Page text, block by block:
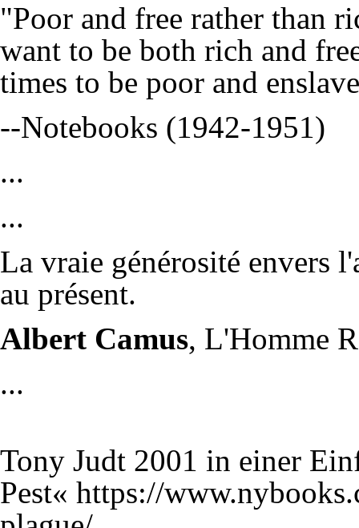
"Poor and free rather than
want to be both rich and
times to be poor and
--Notebooks (1942-1951)
...
...
La vraie générosité envers
au présent.
Albert Camus, L'Homme
...
Tony Judt 2001 in einer
Pest« https://